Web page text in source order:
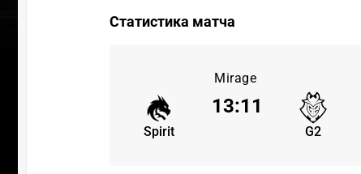
Статистика матча
Mirage
Spirit G2
13:11